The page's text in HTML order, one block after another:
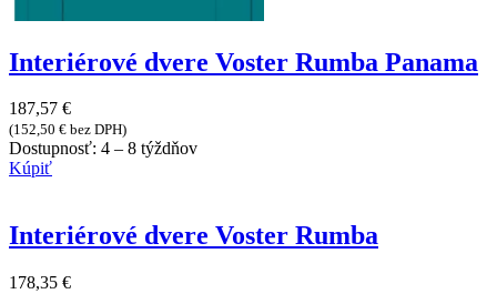
Interiérové dvere Voster Rumba Panama
187,57 €
(152,50 € bez DPH)
Dostupnosť: 4 – 8 týždňov
Kúpiť
Interiérové dvere Voster Rumba
178,35 €